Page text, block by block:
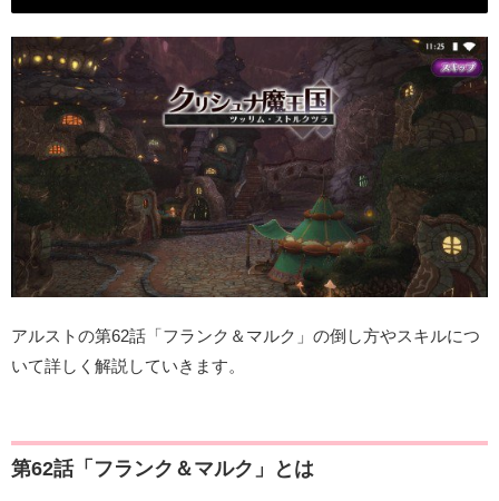
アルストの第62話「フランク＆マルク」の倒し方やスキルにつ
いて詳しく解説していきます。
第62話「フランク＆マルク」とは